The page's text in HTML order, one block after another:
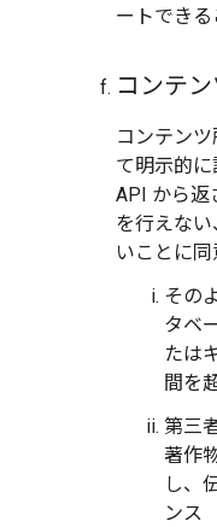
ートできる
コンテ
コンテン
て明示的に
API から返
を行えな
いことに同
その
タベ
たは
間を
第三
著作
し、
ンス